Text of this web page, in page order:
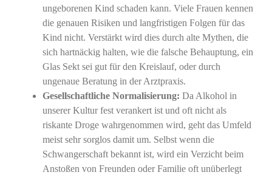
ungeborenen Kind schaden kann. Viele Frauen kennen
die genauen Risiken und langfristigen Folgen für das
Kind nicht. Verstärkt wird dies durch alte Mythen, die
sich hartnäckig halten, wie die falsche Behauptung, ein
Glas Sekt sei gut für den Kreislauf, oder durch
ungenaue Beratung in der Arztpraxis.
Gesellschaftliche Normalisierung: Da Alkohol in
unserer Kultur fest verankert ist und oft nicht als
riskante Droge wahrgenommen wird, geht das Umfeld
meist sehr sorglos damit um. Selbst wenn die
Schwangerschaft bekannt ist, wird ein Verzicht beim
Anstoßen von Freunden oder Familie oft unüberlegt